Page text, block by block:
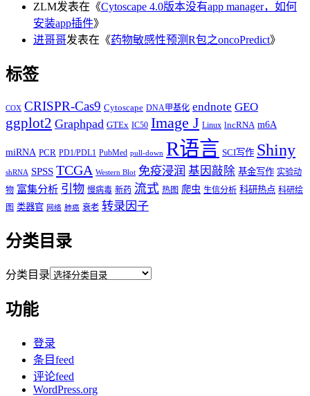
ZLM发表在《Cytoscape 4.0版本没有app manager，如何
安装app插件》
进哥哥发表在《药物敏感性预测R包之oncoPredict》
标签
COX CRISPR-Cas9 Cytoscape DNA甲基化 endnote GEO
ggplot2 Graphpad GTEx IC50 Image J Linux lncRNA m6A
miRNA PCR PD1/PDL1 PubMed pull-down R语言 SCI写作 Shiny
shRNA SPSS TCGA Western Blot 免疫浸润 基因敲除 基金写作 实验动
物 富集分析 引物 慢病毒 新药 流式 热图 爬虫 生信分析 科研热点 科研绘
图 类器官 网络 肺癌 衰老 转录因子
分类目录
分类目录
功能
登录
条目feed
评论feed
WordPress.org